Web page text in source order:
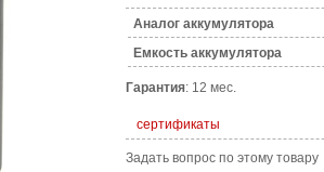
Аналог аккумулятора
Емкость аккумулятора
Гарантия: 12 мес.
сертификаты
Задать вопрос по этому товару